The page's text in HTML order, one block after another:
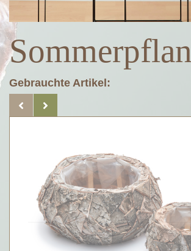
Gebrauchte Artikel: